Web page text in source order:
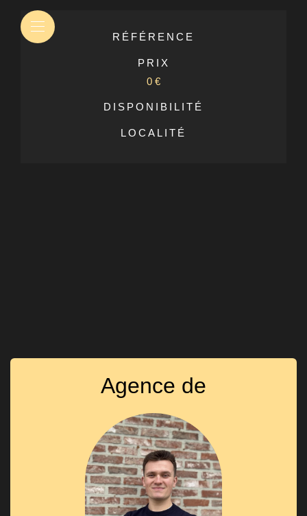
RÉFÉRENCE
PRIX
0 €
DISPONIBILITÉ
LOCALITÉ
Agence de